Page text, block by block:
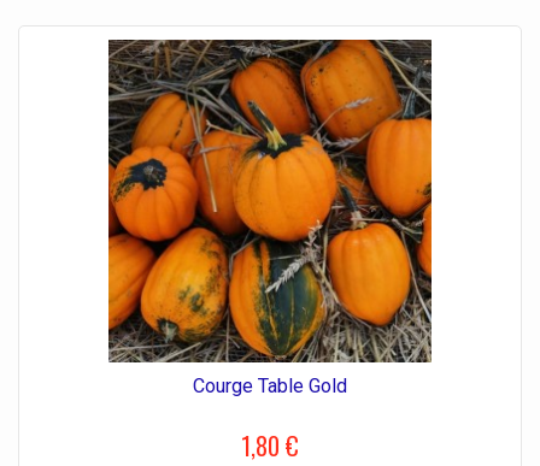
Courge Table Gold
1,80 €